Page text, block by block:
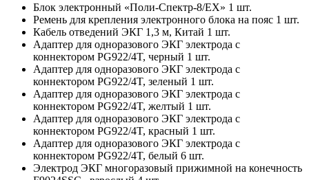
Блок электронный «Поли-Спектр-8/ЕХ» 1 шт.
Ремень для крепления электронного блока на пояс 1 шт.
Кабель отведений ЭКГ 1,3 м, Китай 1 шт.
Адаптер для одноразового ЭКГ электрода с
коннектором PG922/4T, черный 1 шт.
Адаптер для одноразового ЭКГ электрода с
коннектором PG922/4T, зеленый 1 шт.
Адаптер для одноразового ЭКГ электрода с
коннектором PG922/4T, желтый 1 шт.
Адаптер для одноразового ЭКГ электрода с
коннектором PG922/4T, красный 1 шт.
Адаптер для одноразового ЭКГ электрода с
коннектором PG922/4T, белый 6 шт.
Электрод ЭКГ многоразовый прижимной на конечность